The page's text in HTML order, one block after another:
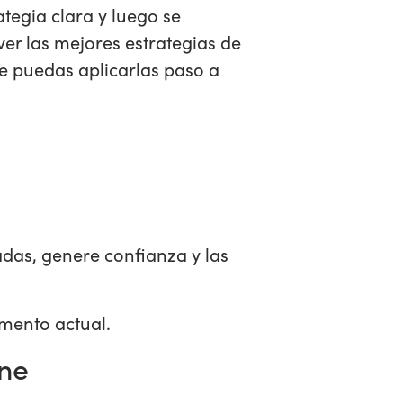
clara y luego se
las mejores estrategias de
puedas aplicarlas paso a
genere confianza y las
actual.